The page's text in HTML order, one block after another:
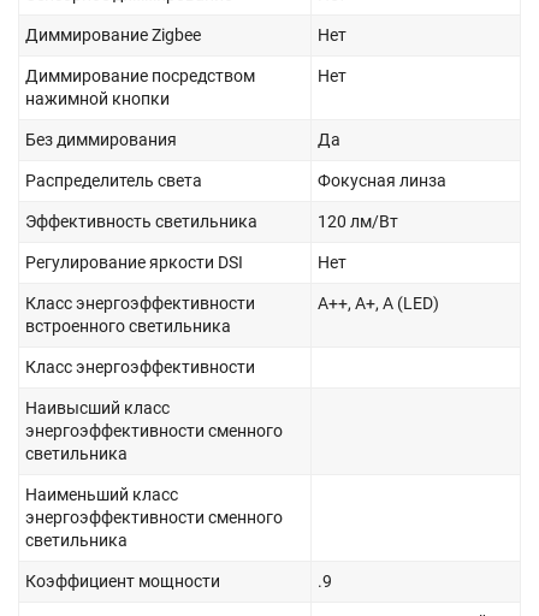
Диммирование Zigbee Нет
Диммирование посредством
нажимной кнопки
Нет
Без диммирования Да
Распределитель света Фокусная линза
Эффективность светильника 120 лм/Вт
Регулирование яркости DSI Нет
Класс энергоэффективности
встроенного светильника
A++, A+, A (LED)
Класс энергоэффективности
Наивысший класс
энергоэффективности сменного
светильника
Наименьший класс
энергоэффективности сменного
светильника
Коэффициент мощности .9